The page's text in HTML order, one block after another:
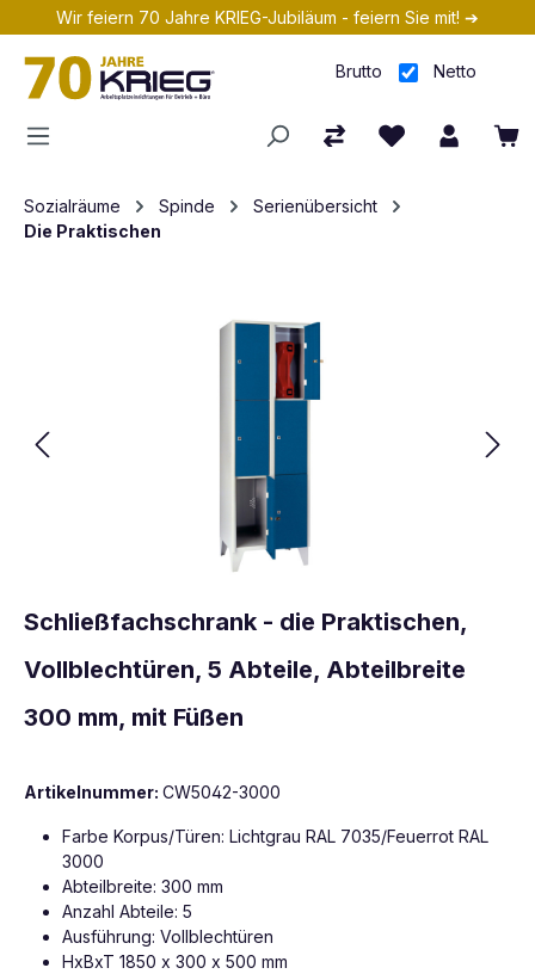
Zum Hauptinhalt springen
Wir feiern 70 Jahre KRIEG-Jubiläum - feiern Sie mit! ➔
Brutto Netto
Sozialräume Spinde
Serienübersicht
Die Praktischen
Schließfachschrank - die Praktischen,
Vollblechtüren, 5 Abteile, Abteilbreite
300 mm, mit Füßen
Artikelnummer: CW5042-3000
Farbe Korpus/Türen: Lichtgrau RAL 7035/Feuerrot RAL
3000
Abteilbreite: 300 mm
Anzahl Abteile: 5
Ausführung: Vollblechtüren
HxBxT 1850 x 300 x 500 mm